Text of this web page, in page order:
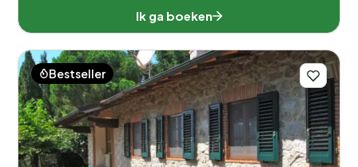
Ik ga boeken
Bestseller